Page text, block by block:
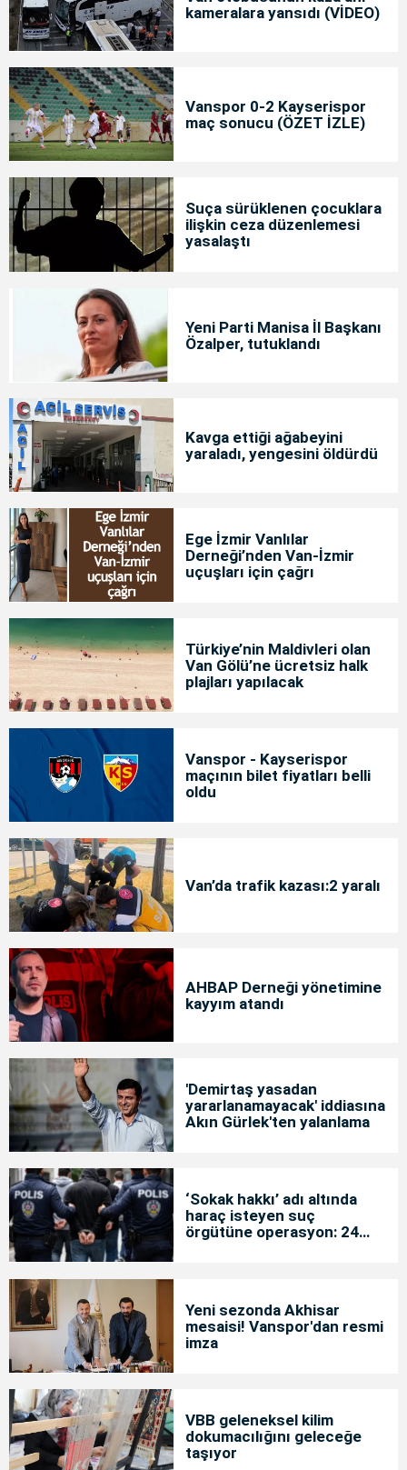
kameralara yansıdı (VİDEO)
Vanspor 0-2 Kayserispor
maç sonucu (ÖZET İZLE)
Suça sürüklenen çocuklara
ilişkin ceza düzenlemesi
yasalaştı
Yeni Parti Manisa İl Başkanı
Özalper, tutuklandı
Kavga ettiği ağabeyini
yaraladı, yengesini öldürdü
Ege İzmir Vanlılar
Derneği’nden Van-İzmir
uçuşları için çağrı
Türkiye’nin Maldivleri olan
Van Gölü’ne ücretsiz halk
plajları yapılacak
Vanspor - Kayserispor
maçının bilet fiyatları belli
oldu
Van’da trafik kazası:2 yaralı
AHBAP Derneği yönetimine
kayyım atandı
'Demirtaş yasadan
yararlanamayacak' iddiasına
Akın Gürlek'ten yalanlama
‘Sokak hakkı’ adı altında
haraç isteyen suç
örgütüne operasyon: 24
Yeni sezonda Akhisar
mesaisi! Vanspor'dan resmi
imza
VBB geleneksel kilim
dokumacılığını geleceğe
taşıyor